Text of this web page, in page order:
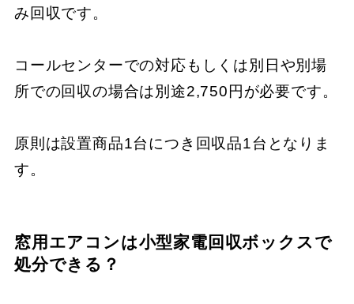
み回収です。
コールセンターでの対応もしくは別日や別場
所での回収の場合は別途2,750円が必要です。
原則は設置商品1台につき回収品1台となりま
す。
窓用エアコンは小型家電回収ボックスで
処分できる？